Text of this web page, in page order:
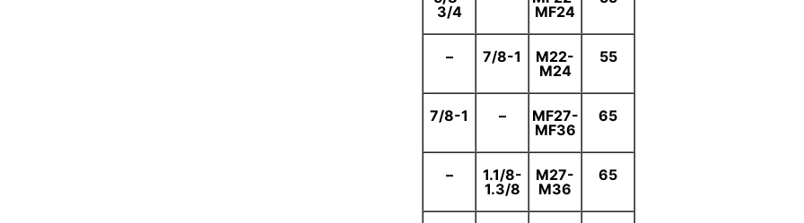
MF24
3/4
55
M22-
M24
7/8-1
–
65
MF27-
MF36
–
7/8-1
65
M27-
M36
1.1/8-
1.3/8
–